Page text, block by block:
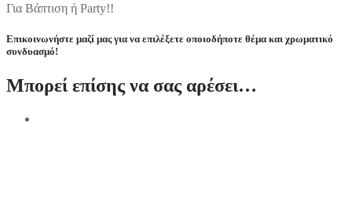
Για Βάπτιση ή Party!!
Επικοινωνήστε μαζί μας για να επιλέξετε οποιοδήποτε θέμα και χρωματικό
συνδυασμό!
Μπορεί επίσης να σας αρέσει…